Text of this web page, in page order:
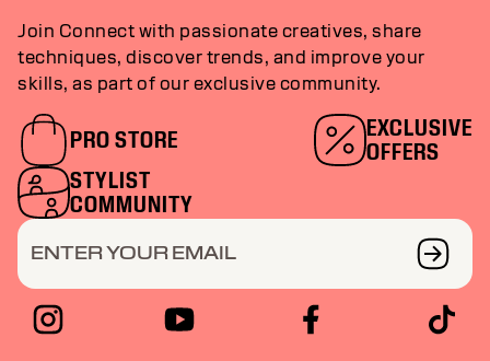
Join Connect with passionate creatives, share
techniques, discover trends, and improve your
skills, as part of our exclusive community.
PRO STORE
EXCLUSIVE
OFFERS
STYLIST
COMMUNITY
ENTER YOUR EMAIL